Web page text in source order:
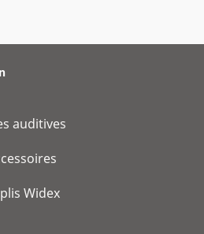
auditives
Widex